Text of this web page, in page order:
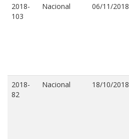
2018-
103
Nacional 06/11/2018
2018-
82
Nacional 18/10/2018